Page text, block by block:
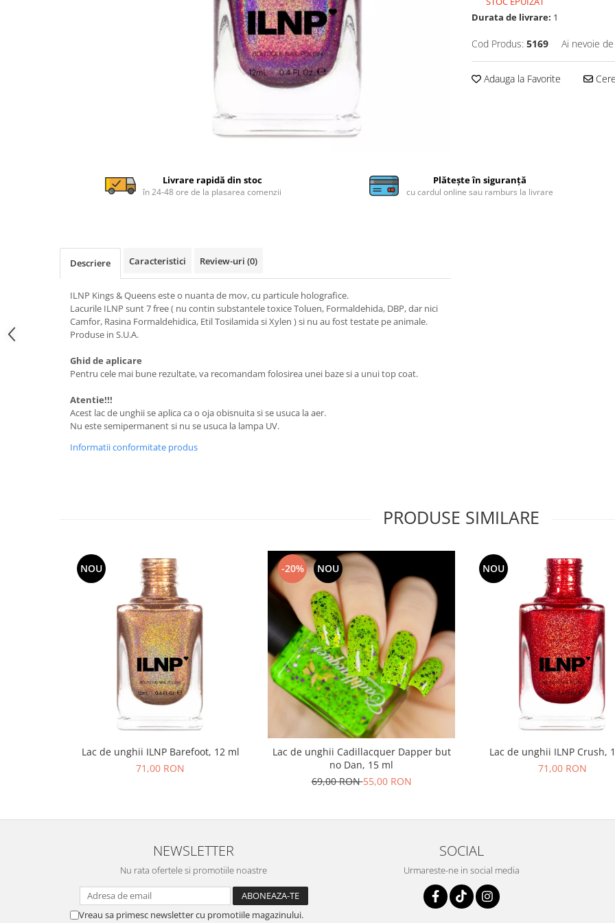
Durata de livrare: 1
Cod Produs: 5169 Ai nevoie
Adauga la Favorite
Livrare rapidă din stoc
în 24-48 ore de la plasarea comenzii
Plătește în siguranță
cu cardul online sau ramburs la livrare
Descriere Caracteristici Review-uri (0)
ILNP Kings & Queens este o nuanta de mov, cu particule holografice.
Lacurile ILNP sunt 7 free ( nu contin substantele toxice Toluen, Formaldehida, DBP, dar nici
Camfor, Rasina Formaldehidica, Etil Tosilamida si Xylen ) si nu au fost testate pe animale.
Produse in S.U.A.
Ghid de aplicare
Pentru cele mai bune rezultate, va recomandam folosirea unei baze si a unui top coat.
Atentie!!!
Acest lac de unghii se aplica ca o oja obisnuita si se usuca la aer.
Nu este semipermanent si nu se usuca la lampa UV.
Informatii conformitate produs
PRODUSE SIMILARE
NOU
Lac de unghii ILNP Barefoot, 12 ml
71,00 RON
-20% NOU
Lac de unghii Cadillacquer Dapper but
no Dan, 15 ml
69,00 RON55,00 RON
NOU
Lac de unghii ILNP Crush,
71,00 RON
NEWSLETTER
Nu rata ofertele si promotiile noastre
Vreau sa primesc newsletter cu promotiile magazinului.
SOCIAL
Urmareste-ne in social media